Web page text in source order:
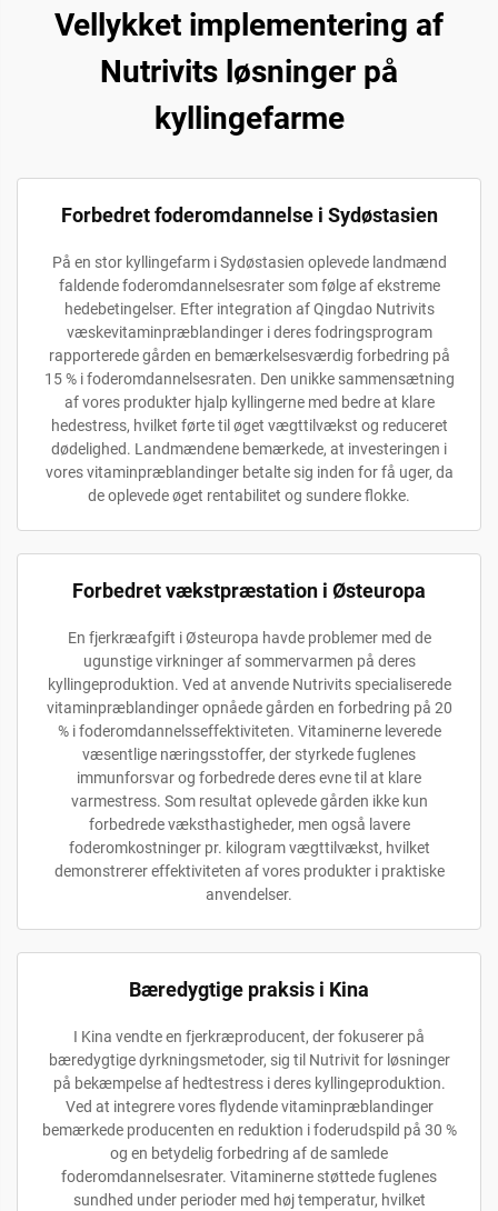
Vellykket implementering af
Nutrivits løsninger på
kyllingefarme
Forbedret foderomdannelse i Sydøstasien
På en stor kyllingefarm i Sydøstasien oplevede landmænd
faldende foderomdannelsesrater som følge af ekstreme
hedebetingelser. Efter integration af Qingdao Nutrivits
væskevitaminpræblandinger i deres fodringsprogram
rapporterede gården en bemærkelsesværdig forbedring på
15 % i foderomdannelsesraten. Den unikke sammensætning
af vores produkter hjalp kyllingerne med bedre at klare
hedestress, hvilket førte til øget vægttilvækst og reduceret
dødelighed. Landmændene bemærkede, at investeringen i
vores vitaminpræblandinger betalte sig inden for få uger, da
de oplevede øget rentabilitet og sundere flokke.
Forbedret vækstpræstation i Østeuropa
En fjerkræafgift i Østeuropa havde problemer med de
ugunstige virkninger af sommervarmen på deres
kyllingeproduktion. Ved at anvende Nutrivits specialiserede
vitaminpræblandinger opnåede gården en forbedring på 20
% i foderomdannelsseffektiviteten. Vitaminerne leverede
væsentlige næringsstoffer, der styrkede fuglenes
immunforsvar og forbedrede deres evne til at klare
varmestress. Som resultat oplevede gården ikke kun
forbedrede væksthastigheder, men også lavere
foderomkostninger pr. kilogram vægttilvækst, hvilket
demonstrerer effektiviteten af vores produkter i praktiske
anvendelser.
Bæredygtige praksis i Kina
I Kina vendte en fjerkræproducent, der fokuserer på
bæredygtige dyrkningsmetoder, sig til Nutrivit for løsninger
på bekæmpelse af hedtestress i deres kyllingeproduktion.
Ved at integrere vores flydende vitaminpræblandinger
bemærkede producenten en reduktion i foderudspild på 30 %
og en betydelig forbedring af de samlede
foderomdannelsesrater. Vitaminerne støttede fuglenes
sundhed under perioder med høj temperatur, hvilket